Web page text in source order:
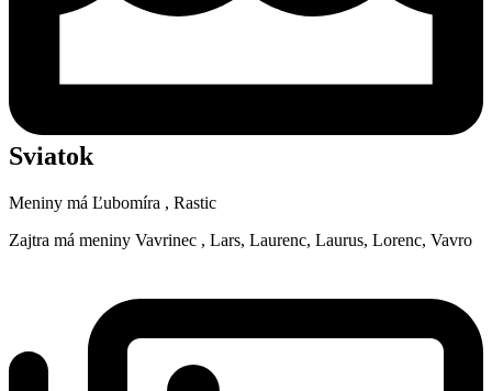
Sviatok
Meniny má Ľubomíra , Rastic
Zajtra má meniny Vavrinec , Lars, Laurenc, Laurus, Lorenc, Vavro